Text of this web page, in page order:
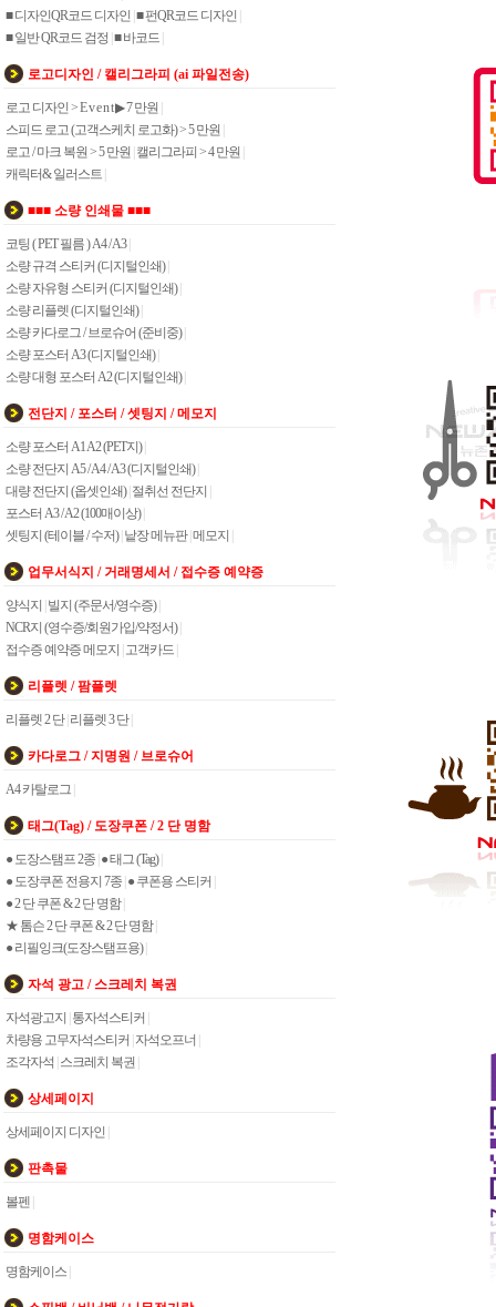
■ 디자인QR코드 디자인 ■ 펀QR코드 디자인
■ 일반 QR코드 검정 ■ 바코드
로고디자인 / 캘리그라피 (ai 파일전송)
로고 디자인 > E v e n t ▶ 7 만원
스피드 로고 (고객스케치 로고화) > 5 만원
로고 / 마크 복원 > 5 만원 캘리그라피 > 4 만원
캐릭터& 일러스트
■■■ 소량 인쇄물 ■■■
코팅 ( PET 필름 ) A4 / A3|
소량 규격 스티커 (디지털인쇄)|
소량 자유형 스티커 (디지털인쇄)|
소량 리플렛 (디지털인쇄)|
소량 카다로그 / 브로슈어 (준비중)|
소량 포스터 A3 (디지털인쇄)|
소량 대형 포스터 A2 (디지털인쇄)|
전단지 / 포스터 / 셋팅지 / 메모지
소량 포스터 A1 A2 (PET지)|
소량 전단지 A5 / A4 / A3 (디지털인쇄)|
대량 전단지 (옵셋인쇄)| 절취선 전단지
포스터 A3 / A2 (100매이상)|
셋팅지 (테이블 / 수저)| 낱장 메뉴판| 메모지
업무서식지 / 거래명세서 / 접수증 예약증
양식지 빌지 (주문서/영수증)|
NCR지 (영수증/회원가입/약정서)|
접수증 예약증 메모지
고객카드
리플렛 / 팜플렛
리플렛 2 단| 리플렛 3 단|
카다로그 / 지명원 / 브로슈어
A4 카탈로그
태그(Tag) / 도장쿠폰 / 2 단 명함
● 도장스탬프 2종 ● 태그 (Tag)|
● 도장쿠폰 전용지 7종 ● 쿠폰용 스티커
● 2 단 쿠폰 & 2 단 명함|
★ 톰슨 2 단 쿠폰 & 2 단 명함|
● 리필잉크(도장스탬프용)|
자석 광고 / 스크레치 복권
자석광고지 통자석스티커
차량용 고무자석스티커 자석오프너
조각자석 스크레치 복권
상세페이지
상세페이지 디자인
판촉물
볼펜
명함케이스
명함케이스